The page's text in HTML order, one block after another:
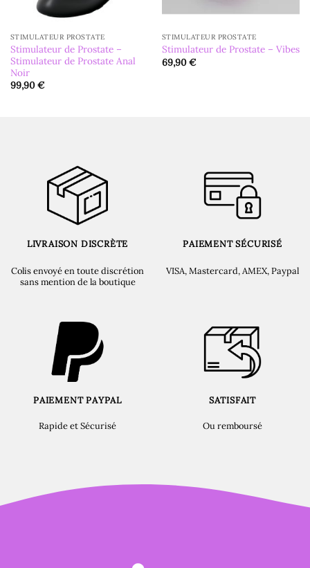
STIMULATEUR PROSTATE
Stimulateur de Prostate –
Stimulateur de Prostate Anal
Noir
99,90€
STIMULATEUR PROSTATE
Stimulateur de Prostate – Vibes
69,90€
LIVRAISON DISCRÈTE
Colis envoyé en toute discrétion
sans mention de la boutique
PAIEMENT SÉCURISÉ
VISA, Mastercard, AMEX, Paypal
PAIEMENT PAYPAL
Rapide et Sécurisé
SATISFAIT
Ou remboursé